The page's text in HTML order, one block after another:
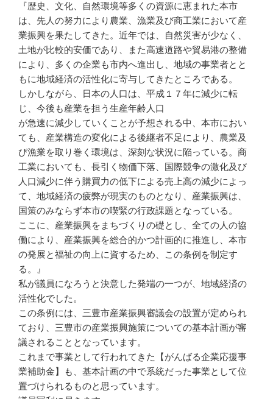
『歴史、文化、自然環境等多くの資源に恵まれた本市
は、先人の努力により農業、漁業及び商工業において産
業振興を果たしてきた。近年では、自然災害が少なく、
土地が比較的安価であり、また高速道路や貿易港の整備
により、多くの企業も市内へ進出し、地域の事業者とと
もに地域経済の活性化に寄与してきたところである。
しかしながら、日本の人口は、平成１７年に減少に転
じ、今後も産業を担う生産年齢人口
が急速に減少していくことが予想される中、本市におい
ても、産業構造の変化による後継者不足により、農業及
び漁業を取り巻く環境は、深刻な状況に陥っている。商
工業においても、長引く物価下落、国際競争の激化及び
人口減少に伴う購買力の低下による売上高の減少によっ
て、地域経済の疲弊が現実のものとなり、産業振興は、
国策のみならず本市の喫緊の行政課題となっている。
ここに、産業振興をまちづくりの礎とし、全ての人の協
働により、産業振興を総合的かつ計画的に推進し、本市
の発展と福祉の向上に資するため、この条例を制定す
る。』
私が議員になろうと決意した発端の一つが、地域経済の
活性化でした。
この条例には、三豊市産業振興審議会の設置が定められ
ており、三豊市の産業振興施策についての基本計画が審
議されることとなっています。
これまで事業として行われてきた【がんばる企業応援事
業補助金】も、基本計画の中で系統だった事業として位
置づけられるものと思っています。